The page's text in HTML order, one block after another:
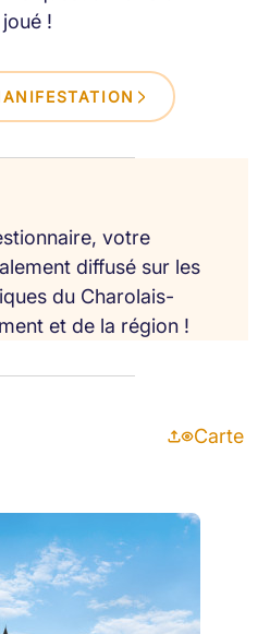
!
votre
diffusé sur les
du Charolais-
et de la région !
Carte